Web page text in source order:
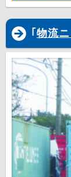
｢ 物流